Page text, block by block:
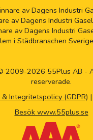
2009-2026 55Plus AB -
reserverade.
Integritetspolicy (GDPR) |
Besök www.55plus.se